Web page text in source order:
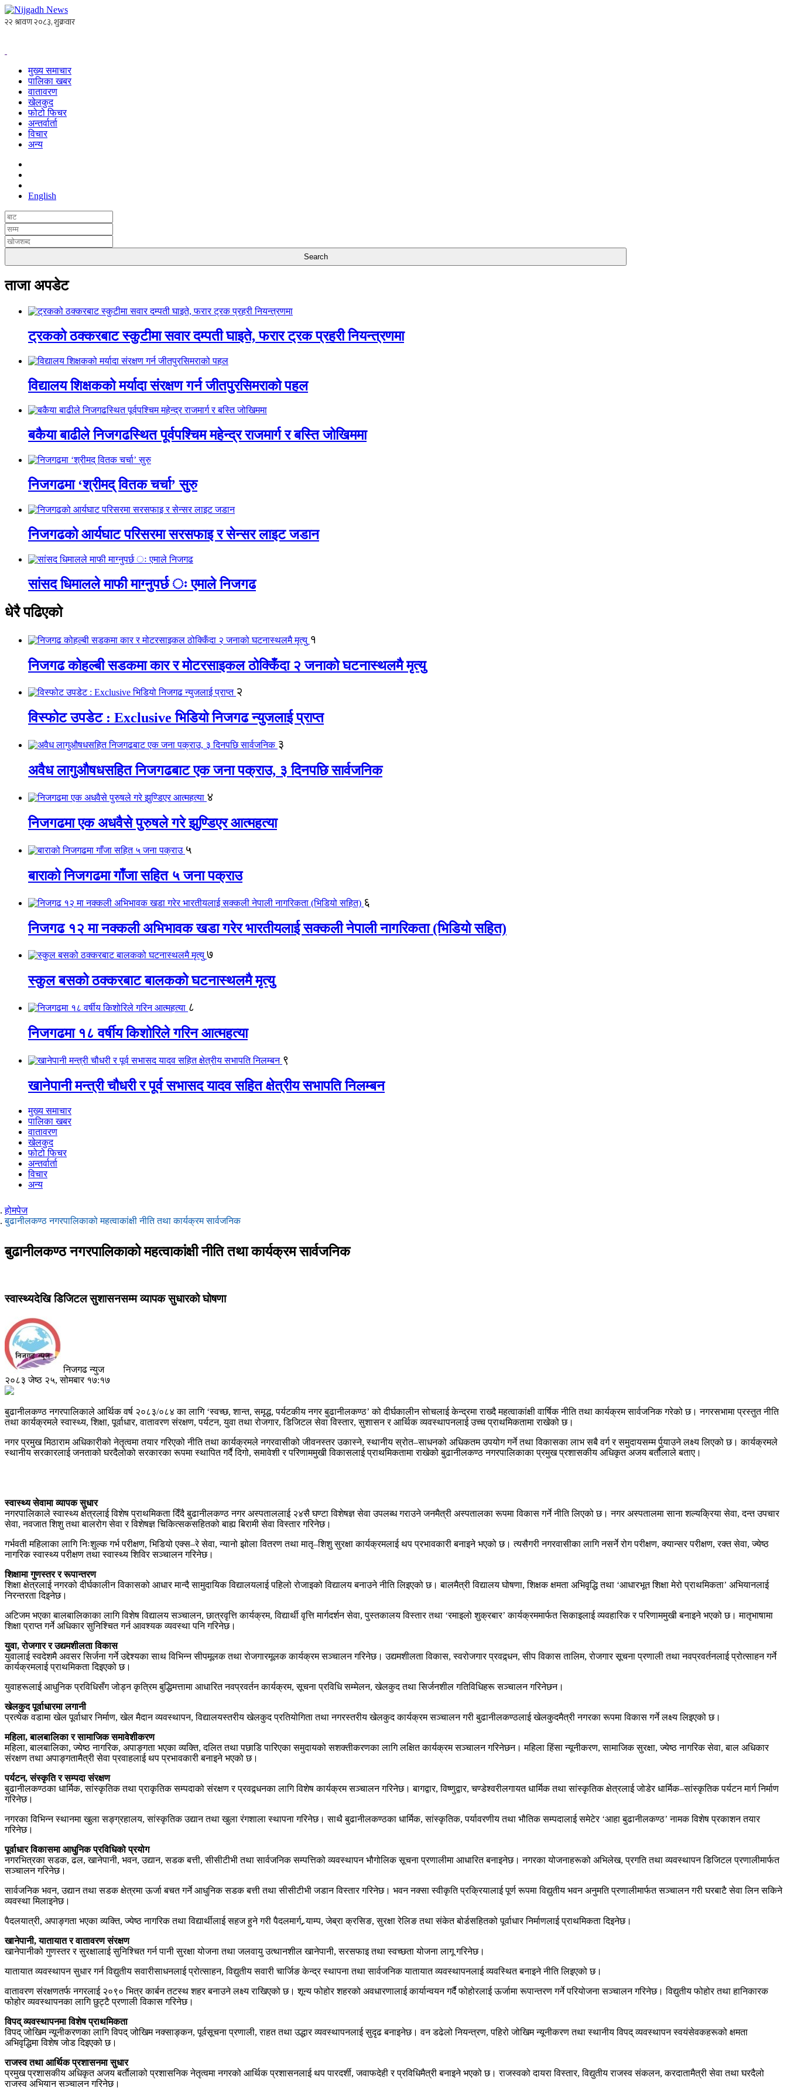
मुख्य समाचार
पालिका खबर
वातावरण
खेलकुद
फोटो फिचर
अन्तर्वार्ता
विचार
अन्य
English
ताजा अपडेट
ट्रकको ठक्करबाट स्कुटीमा सवार दम्पती घाइते, फरार ट्रक प्रहरी नियन्त्रणमा
विद्यालय शिक्षकको मर्यादा संरक्षण गर्न जीतपुरसिमराको पहल
बकैया बाढीले निजगढस्थित पूर्वपश्चिम महेन्द्र राजमार्ग र बस्ति जोखिममा
निजगढमा ‘श्रीमद् वितक चर्चा’ सुरु
निजगढको आर्यघाट परिसरमा सरसफाइ र सेन्सर लाइट जडान
सांसद धिमालले माफी माग्नुपर्छ ः एमाले निजगढ
धेरै पढिएको
१
निजगढ कोहल्बी सडकमा कार र मोटरसाइकल ठोक्किँदा २ जनाको घटनास्थलमै मृत्यु
२
विस्फोट उपडेट : Exclusive भिडियो निजगढ न्युजलाई प्राप्त
३
अवैध लागुऔषधसहित निजगढबाट एक जना पक्राउ, ३ दिनपछि सार्वजनिक
४
निजगढमा एक अधवैसे पुरुषले गरे झुण्डिएर आत्महत्या
५
बाराको निजगढमा गाँजा सहित ५ जना पक्राउ
६
निजगढ १२ मा नक्कली अभिभावक खडा गरेर भारतीयलाई सक्कली नेपाली नागरिकता (भिडियो सहित)
७
स्कुल बसको ठक्करबाट बालकको घटनास्थलमै मृत्यु
८
निजगढमा १८ वर्षीय किशोरिले गरिन आत्महत्या
९
खानेपानी मन्त्री चौधरी र पूर्व सभासद यादव सहित क्षेत्रीय सभापति निलम्बन
मुख्य समाचार
पालिका खबर
वातावरण
खेलकुद
फोटो फिचर
अन्तर्वार्ता
विचार
अन्य
होमपेज
बुढानीलकण्ठ नगरपालिकाको महत्वाकांक्षी नीति तथा कार्यक्रम सार्वजनिक
बुढानीलकण्ठ नगरपालिकाको महत्वाकांक्षी नीति तथा कार्यक्रम सार्वजनिक
स्वास्थ्यदेखि डिजिटल सुशासनसम्म व्यापक सुधारको घोषणा
निजगढ न्युज
२०८३ जेष्ठ २५, सोमबार १७:१७
बुढानीलकण्ठ नगरपालिकाले आर्थिक वर्ष २०८३/०८४ का लागि ‘स्वच्छ, शान्त, समृद्ध, पर्यटकीय नगर बुढानीलकण्ठ’ को दीर्घकालीन सोचलाई केन्द्रमा राख्दै महत्वाकांक्षी वार्षिक नीति तथा कार्यक्रम सार्वजनिक गरेको छ। नगरसभामा प्रस्तुत नीति
तथा कार्यक्रमले स्वास्थ्य, शिक्षा, पूर्वाधार, वातावरण संरक्षण, पर्यटन, युवा तथा रोजगार, डिजिटल सेवा विस्तार, सुशासन र आर्थिक व्यवस्थापनलाई उच्च प्राथमिकतामा राखेको छ।
नगर प्रमुख मिठाराम अधिकारीको नेतृत्वमा तयार गरिएको नीति तथा कार्यक्रमले नगरवासीको जीवनस्तर उकास्ने, स्थानीय स्रोत–साधनको अधिकतम उपयोग गर्ने तथा विकासका लाभ सबै वर्ग र समुदायसम्म र्पुयाउने लक्ष्य लिएको छ। कार्यक्रमले
स्थानीय सरकारलाई जनताको घरदैलोको सरकारका रूपमा स्थापित गर्दै दिगो, समावेशी र परिणाममुखी विकासलाई प्राथमिकतामा राखेको बुढानीलकण्ठ नगरपालिकाका प्रमुख प्रशासकीय अधिकृत अजय बर्तौलाले बताए।
स्वास्थ्य सेवामा व्यापक सुधार
नगरपालिकाले स्वास्थ्य क्षेत्रलाई विशेष प्राथमिकता दिँदै बुढानीलकण्ठ नगर अस्पताललाई २४सै घण्टा विशेषज्ञ सेवा उपलब्ध गराउने जनमैत्री अस्पतालका रूपमा विकास गर्ने नीति लिएको छ। नगर अस्पतालमा साना शल्यक्रिया सेवा, दन्त उपचार
सेवा, नवजात शिशु तथा बालरोग सेवा र विशेषज्ञ चिकित्सकसहितको बाह्य बिरामी सेवा विस्तार गरिनेछ।
गर्भवती महिलाका लागि निःशुल्क गर्भ परीक्षण, भिडियो एक्स–रे सेवा, न्यानो झोला वितरण तथा मातृ–शिशु सुरक्षा कार्यक्रमलाई थप प्रभावकारी बनाइने भएको छ। त्यसैगरी नगरवासीका लागि नसर्ने रोग परीक्षण, क्यान्सर परीक्षण, रक्त सेवा, ज्येष्ठ
नागरिक स्वास्थ्य परीक्षण तथा स्वास्थ्य शिविर सञ्चालन गरिनेछ।
शिक्षामा गुणस्तर र रूपान्तरण
शिक्षा क्षेत्रलाई नगरको दीर्घकालीन विकासको आधार मान्दै सामुदायिक विद्यालयलाई पहिलो रोजाइको विद्यालय बनाउने नीति लिइएको छ। बालमैत्री विद्यालय घोषणा, शिक्षक क्षमता अभिवृद्धि तथा ‘आधारभूत शिक्षा मेरो प्राथमिकता’ अभियानलाई
निरन्तरता दिइनेछ।
अटिजम भएका बालबालिकाका लागि विशेष विद्यालय सञ्चालन, छात्रवृत्ति कार्यक्रम, विद्यार्थी वृत्ति मार्गदर्शन सेवा, पुस्तकालय विस्तार तथा ‘रमाइलो शुक्रबार’ कार्यक्रममार्फत सिकाइलाई व्यवहारिक र परिणाममुखी बनाइने भएको छ। मातृभाषामा
शिक्षा प्राप्त गर्ने अधिकार सुनिश्चित गर्न आवश्यक व्यवस्था पनि गरिनेछ।
युवा, रोजगार र उद्यमशीलता विकास
युवालाई स्वदेशमै अवसर सिर्जना गर्ने उद्देश्यका साथ विभिन्न सीपमूलक तथा रोजगारमूलक कार्यक्रम सञ्चालन गरिनेछ। उद्यमशीलता विकास, स्वरोजगार प्रवद्र्धन, सीप विकास तालिम, रोजगार सूचना प्रणाली तथा नवप्रवर्तनलाई प्रोत्साहन गर्ने
कार्यक्रमलाई प्राथमिकता दिइएको छ।
युवाहरूलाई आधुनिक प्रविधिसँग जोड्न कृत्रिम बुद्धिमत्तामा आधारित नवप्रवर्तन कार्यक्रम, सूचना प्रविधि सम्मेलन, खेलकुद तथा सिर्जनशील गतिविधिहरू सञ्चालन गरिनेछन।
खेलकुद पूर्वाधारमा लगानी
प्रत्येक वडामा खेल पूर्वाधार निर्माण, खेल मैदान व्यवस्थापन, विद्यालयस्तरीय खेलकुद प्रतियोगिता तथा नगरस्तरीय खेलकुद कार्यक्रम सञ्चालन गरी बुढानीलकण्ठलाई खेलकुदमैत्री नगरका रूपमा विकास गर्ने लक्ष्य लिइएको छ।
महिला, बालबालिका र सामाजिक समावेशीकरण
महिला, बालबालिका, ज्येष्ठ नागरिक, अपाङ्गता भएका व्यक्ति, दलित तथा पछाडि पारिएका समुदायको सशक्तीकरणका लागि लक्षित कार्यक्रम सञ्चालन गरिनेछन। महिला हिंसा न्यूनीकरण, सामाजिक सुरक्षा, ज्येष्ठ नागरिक सेवा, बाल अधिकार
संरक्षण तथा अपाङ्गतामैत्री सेवा प्रवाहलाई थप प्रभावकारी बनाइने भएको छ।
पर्यटन, संस्कृति र सम्पदा संरक्षण
बुढानीलकण्ठका धार्मिक, सांस्कृतिक तथा प्राकृतिक सम्पदाको संरक्षण र प्रवद्र्धनका लागि विशेष कार्यक्रम सञ्चालन गरिनेछ। बागद्वार, विष्णुद्वार, चण्डेश्वरीलगायत धार्मिक तथा सांस्कृतिक क्षेत्रलाई जोडेर धार्मिक–सांस्कृतिक पर्यटन मार्ग निर्माण
गरिनेछ।
नगरका विभिन्न स्थानमा खुला सङ्ग्रहालय, सांस्कृतिक उद्यान तथा खुला रंगशाला स्थापना गरिनेछ। साथै बुढानीलकण्ठका धार्मिक, सांस्कृतिक, पर्यावरणीय तथा भौतिक सम्पदालाई समेटेर ‘आहा बुढानीलकण्ठ’ नामक विशेष प्रकाशन तयार
गरिनेछ।
पूर्वाधार विकासमा आधुनिक प्रविधिको प्रयोग
नगरभित्रका सडक, ढल, खानेपानी, भवन, उद्यान, सडक बत्ती, सीसीटीभी तथा सार्वजनिक सम्पत्तिको व्यवस्थापन भौगोलिक सूचना प्रणालीमा आधारित बनाइनेछ। नगरका योजनाहरूको अभिलेख, प्रगति तथा व्यवस्थापन डिजिटल प्रणालीमार्फत
सञ्चालन गरिनेछ।
सार्वजनिक भवन, उद्यान तथा सडक क्षेत्रमा ऊर्जा बचत गर्ने आधुनिक सडक बत्ती तथा सीसीटीभी जडान विस्तार गरिनेछ। भवन नक्सा स्वीकृति प्रक्रियालाई पूर्ण रूपमा विद्युतीय भवन अनुमति प्रणालीमार्फत सञ्चालन गरी घरबाटै सेवा लिन सकिने
व्यवस्था मिलाइनेछ।
पैदलयात्री, अपाङ्गता भएका व्यक्ति, ज्येष्ठ नागरिक तथा विद्यार्थीलाई सहज हुने गरी पैदलमार्ग, र्‍याम्प, जेब्रा क्रसिङ, सुरक्षा रेलिङ तथा संकेत बोर्डसहितको पूर्वाधार निर्माणलाई प्राथमिकता दिइनेछ।
खानेपानी, यातायात र वातावरण संरक्षण
खानेपानीको गुणस्तर र सुरक्षालाई सुनिश्चित गर्न पानी सुरक्षा योजना तथा जलवायु उत्थानशील खानेपानी, सरसफाइ तथा स्वच्छता योजना लागू गरिनेछ।
यातायात व्यवस्थापन सुधार गर्न विद्युतीय सवारीसाधनलाई प्रोत्साहन, विद्युतीय सवारी चार्जिङ केन्द्र स्थापना तथा सार्वजनिक यातायात व्यवस्थापनलाई व्यवस्थित बनाइने नीति लिइएको छ।
वातावरण संरक्षणतर्फ नगरलाई २०९० भित्र कार्बन तटस्थ शहर बनाउने लक्ष्य राखिएको छ। शून्य फोहोर शहरको अवधारणालाई कार्यान्वयन गर्दै फोहोरलाई ऊर्जामा रूपान्तरण गर्ने परियोजना सञ्चालन गरिनेछ। विद्युतीय फोहोर तथा हानिकारक
फोहोर व्यवस्थापनका लागि छुट्टै प्रणाली विकास गरिनेछ।
विपद् व्यवस्थापनमा विशेष प्राथमिकता
विपद् जोखिम न्यूनीकरणका लागि विपद् जोखिम नक्साङ्कन, पूर्वसूचना प्रणाली, राहत तथा उद्धार व्यवस्थापनलाई सुदृढ बनाइनेछ। वन डढेलो नियन्त्रण, पहिरो जोखिम न्यूनीकरण तथा स्थानीय विपद् व्यवस्थापन स्वयंसेवकहरूको क्षमता
अभिवृद्धिमा विशेष जोड दिइएको छ।
राजस्व तथा आर्थिक प्रशासनमा सुधार
प्रमुख प्रशासकीय अधिकृत अजय बर्ताैलाको प्रशासनिक नेतृत्वमा नगरको आर्थिक प्रशासनलाई थप पारदर्शी, जवाफदेही र प्रविधिमैत्री बनाइने भएको छ। राजस्वको दायरा विस्तार, विद्युतीय राजस्व संकलन, करदातामैत्री सेवा तथा घरदैलो
राजस्व अभियान सञ्चालन गरिनेछ।